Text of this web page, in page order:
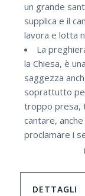
un grande
supplica e il
lavora e lotta
La
la Chiesa, è
saggezza
soprattutto
troppo presa,
cantare,
proclamare
DETTAGLI